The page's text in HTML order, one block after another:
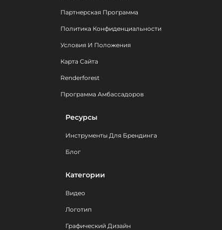
Партнерская Программа
Политика Конфиденциальности
Условия И Положения
Карта Сайта
Renderforest
Программа Амбассадоров
Ресурсы
Инструменты Для Брендинга
Блог
Категории
Видео
Логотип
Графический Дизайн